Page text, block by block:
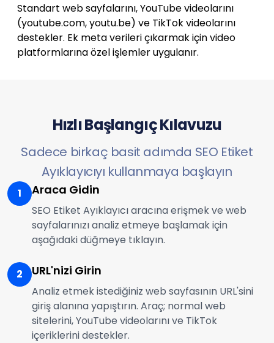
Standart web sayfalarını, YouTube videolarını
(youtube.com, youtu.be) ve TikTok videolarını
destekler. Ek meta verileri çıkarmak için video
platformlarına özel işlemler uygulanır.
Hızlı Başlangıç Kılavuzu
Sadece birkaç basit adımda SEO Etiket
Ayıklayıcıyı kullanmaya başlayın
1 Araca Gidin
SEO Etiket Ayıklayıcı aracına erişmek ve web
sayfalarınızı analiz etmeye başlamak için
aşağıdaki düğmeye tıklayın.
2 URL'nizi Girin
Analiz etmek istediğiniz web sayfasının URL'sini
giriş alanına yapıştırın. Araç; normal web
sitelerini, YouTube videolarını ve TikTok
içeriklerini destekler.